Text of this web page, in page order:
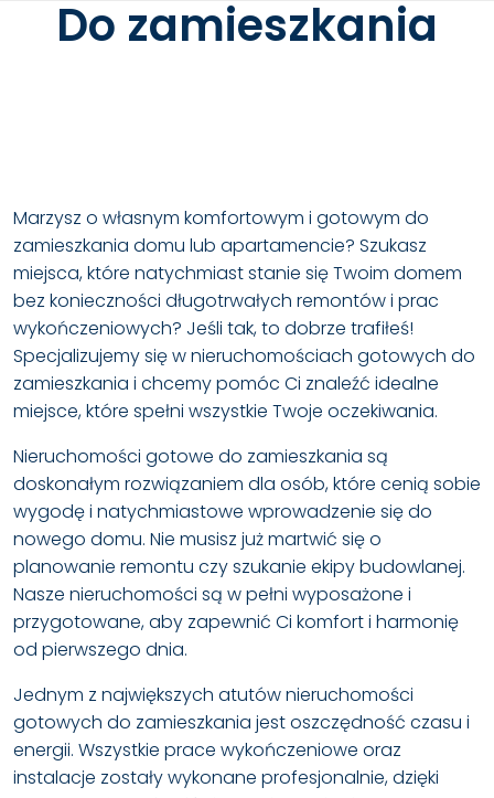
Do zamieszkania
Marzysz o własnym komfortowym i gotowym do
zamieszkania domu lub apartamencie? Szukasz
miejsca, które natychmiast stanie się Twoim domem
bez konieczności długotrwałych remontów i prac
wykończeniowych? Jeśli tak, to dobrze trafiłeś!
Specjalizujemy się w nieruchomościach gotowych do
zamieszkania i chcemy pomóc Ci znaleźć idealne
miejsce, które spełni wszystkie Twoje oczekiwania.
Nieruchomości gotowe do zamieszkania są
doskonałym rozwiązaniem dla osób, które cenią sobie
wygodę i natychmiastowe wprowadzenie się do
nowego domu. Nie musisz już martwić się o
planowanie remontu czy szukanie ekipy budowlanej.
Nasze nieruchomości są w pełni wyposażone i
przygotowane, aby zapewnić Ci komfort i harmonię
od pierwszego dnia.
Jednym z największych atutów nieruchomości
gotowych do zamieszkania jest oszczędność czasu i
energii. Wszystkie prace wykończeniowe oraz
instalacje zostały wykonane profesjonalnie, dzięki